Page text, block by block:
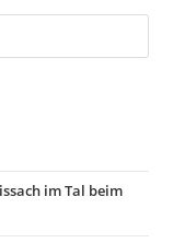
im Tal beim